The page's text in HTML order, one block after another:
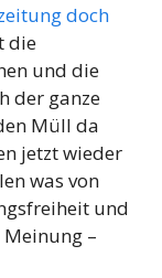
doch
die
und die
der ganze
Müll da
jetzt wieder
was von
und
Meinung –